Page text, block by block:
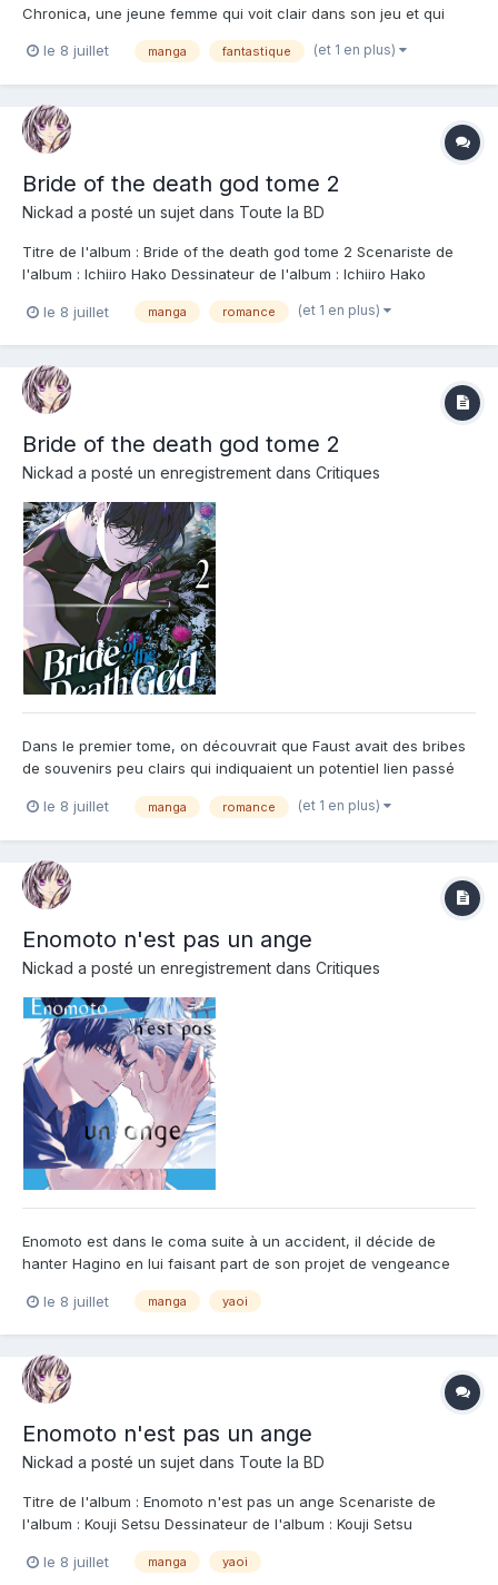
Chronica, une jeune femme qui voit clair dans son jeu et qui
échouer sa dernière arnaque, Chronica ne dénonce pas Linus
le 8 juillet manga fantastique (et 1 en plus)
Bride of the death god tome 2
Nickad a posté un sujet dans Toute la BD
Titre de l'album : Bride of the death god tome 2 Scenariste de
l'album : Ichiiro Hako Dessinateur de l'album : Ichiiro Hako
l'album : En sursis, Aïbi décide de profiter de la vie et accepte
le 8 juillet manga romance (et 1 en plus)
Bride of the death god tome 2
Nickad a posté un enregistrement dans Critiques
Dans le premier tome, on découvrait que Faust avait des bribes
de souvenirs peu clairs qui indiquaient un potentiel lien passé
romance fantastique à un scénario plus complexe et donc plus
le 8 juillet manga romance (et 1 en plus)
Enomoto n'est pas un ange
Nickad a posté un enregistrement dans Critiques
Enomoto est dans le coma suite à un accident, il décide de
hanter Hagino en lui faisant part de son projet de vengeance
et l'amour secret de Hagino. Si la vengeance réussie, Haruna
le 8 juillet manga yaoi
Enomoto n'est pas un ange
Nickad a posté un sujet dans Toute la BD
Titre de l'album : Enomoto n'est pas un ange Scenariste de
l'album : Kouji Setsu Dessinateur de l'album : Kouji Setsu
La chambre universitaire d'Hagino est hantée par le fantôme
le 8 juillet manga yaoi